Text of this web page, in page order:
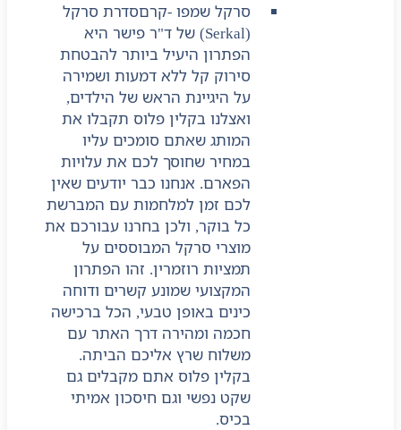
סרקל שמפו -קרםסדרת סרקל
(Serkal) של ד"ר פישר היא
הפתרון היעיל ביותר להבטחת
סירוק קל ללא דמעות ושמירה
על היגיינת הראש של הילדים,
ואצלנו בקלין פלוס תקבלו את
המותג שאתם סומכים עליו
במחיר שחוסך לכם את עלויות
הפארם. אנחנו כבר יודעים שאין
לכם זמן למלחמות עם המברשת
כל בוקר, ולכן בחרנו עבורכם את
מוצרי סרקל המבוססים על
תמציות רוזמרין. זהו הפתרון
המקצועי שמונע קשרים ודוחה
כינים באופן טבעי, הכל ברכישה
חכמה ומהירה דרך האתר עם
משלוח שרץ אליכם הביתה.
בקלין פלוס אתם מקבלים גם
שקט נפשי וגם חיסכון אמיתי
בכיס.